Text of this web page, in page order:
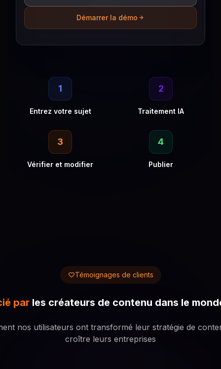
Démarrer la démo
1
Entrez votre sujet
2
Traitement IA
3
Vérifier et modifier
4
Publier
Témoignages de clients
parles créateurs de contenu dans le
nos utilisateurs ont transformé leur stratégie de
croître leurs entreprises